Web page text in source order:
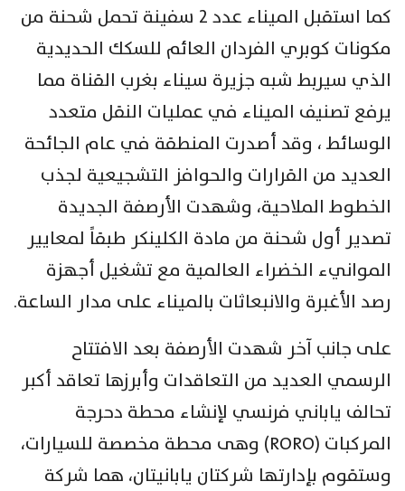
كما استقبل الميناء عدد ٢ سفينة تحمل شحنة من
مكونات كوبري الفردان العائم للسكك الحديدية
الذي سيربط شبه جزيرة سيناء بغرب القناة مما
يرفع تصنيف الميناء في عمليات النقل متعدد
الوسائط ، وقد أصدرت المنطقة في عام الجائحة
العديد من القرارات والحوافز التشجيعية لجذب
الخطوط الملاحية، وشهدت الأرصفة الجديدة
تصدير أول شحنة من مادة الكلينكر طبقاً لمعايير
الموانيء الخضراء العالمية مع تشغيل أجهزة
رصد الأغبرة والانبعاثات بالميناء على مدار الساعة.
على جانب آخر شهدت الأرصفة بعد الافتتاح
الرسمي العديد من التعاقدات وأبرزها تعاقد أكبر
تحالف ياباني فرنسي لإنشاء محطة دحرجة
المركبات (RORO) وهى محطة مخصصة للسيارات،
وستقوم بإدارتها شركتان يابانيتان، هما شركة